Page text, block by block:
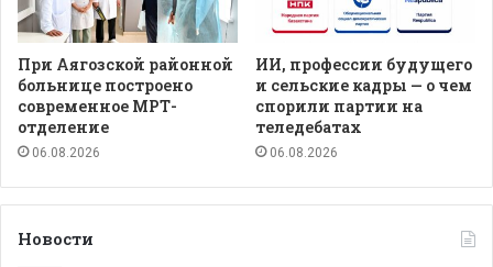
При Аягозской районной
больнице построено
современное МРТ-
отделение
06.08.2026
ИИ, профессии будущего
и сельские кадры — о чем
спорили партии на
теледебатах
06.08.2026
Новости